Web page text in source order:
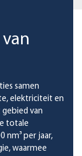
samen
elektriciteit en
van
totale
nm³ per jaar,
waarmee